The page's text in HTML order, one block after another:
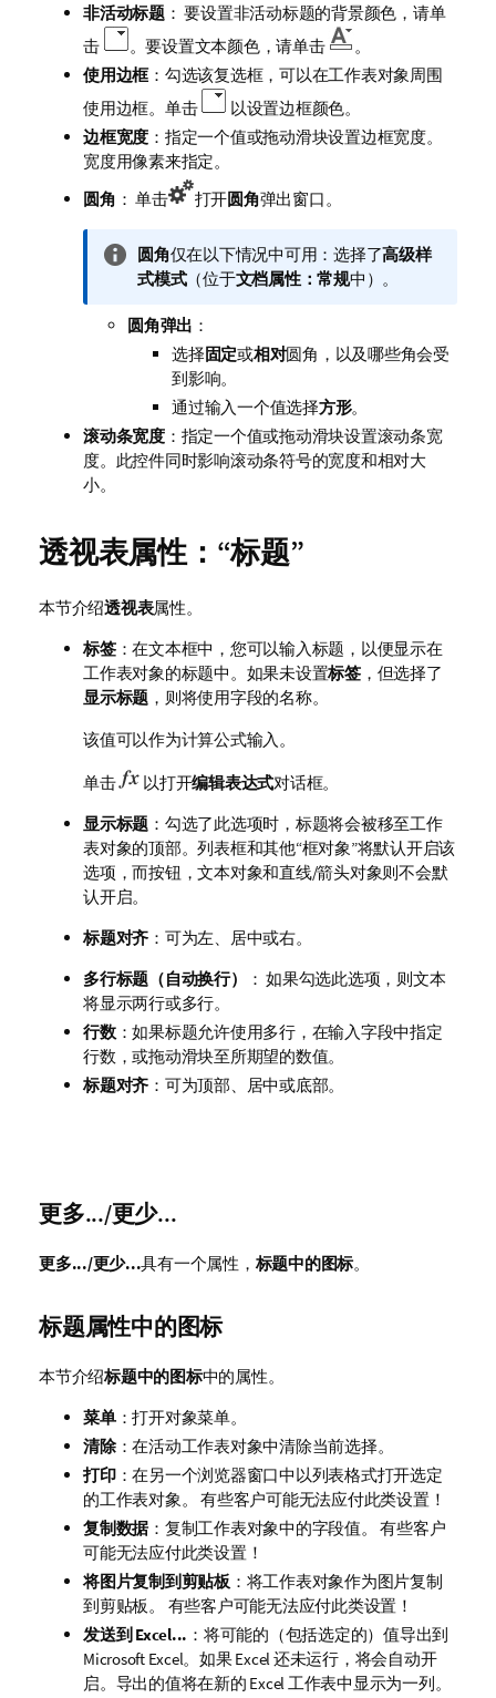
非活动标题： 要设置非活动标题的背景颜色，请单
击
。要设置文本颜色，请单击
。
使用边框：勾选该复选框，可以在工作表对象周围
使用边框。单击
以设置边框颜色。
边框宽度 ：指定一个值或拖动滑块设置边框宽度。
宽度用像素来指定。
圆角 ： 单击 打开圆角弹出窗口。
信
息
释
圆角仅在以下情况中可用：选择了高级样
式模式（位于文档属性：常规中）。
圆角弹出 ：
选择固定或相对圆角，以及哪些角会受
到影响。
通过输入一个值选择方形。
滚动条宽度：指定一个值或拖动滑块设置滚动条宽
度。此控件同时影响滚动条符号的宽度和相对大
小。
透视表属性：“标题”
本节介绍透视表属性。
标签：在文本框中，您可以输入标题，以便显示在
工作表对象的标题中。如果未设置标签，但选择了
显示标题 ，则将使用字段的名称。
该值可以作为计算公式输入。
单击 以打开编辑表达式对话框。
显示标题 ：勾选了此选项时，标题将会被移至工作
表对象的顶部。列表框和其他“框对象”将默认开启该
选项，而按钮，文本对象和直线/箭头对象则不会默
认开启。
标题对齐 ：可为左、居中或右。
多行标题（自动换行）
： 如果勾选此选项，则文本
将显示两行或多行。
行数：如果标题允许使用多行，在输入字段中指定
行数，或拖动滑块至所期望的数值。
标题对齐 ：可为顶部、居中或底部。
更多.../更少...
更多.../更少...具有一个属性， 标题中的图标。
标题属性中的图标
本节介绍标题中的图标中的属性。
菜单：打开对象菜单。
清除：在活动工作表对象中清除当前选择。
打印：在另一个浏览器窗口中以列表格式打开选定
的工作表对象。 有些客户可能无法应付此类设置！
复制数据 ：复制工作表对象中的字段值。 有些客户
可能无法应付此类设置！
将图片复制到剪贴板：将工作表对象作为图片复制
到剪贴板。 有些客户可能无法应付此类设置！
发送到 Excel... ：将可能的（包括选定的）值导出到
Microsoft Excel。如果 Excel 还未运行，将会自动开
启。导出的值将在新的 Excel 工作表中显示为一列。